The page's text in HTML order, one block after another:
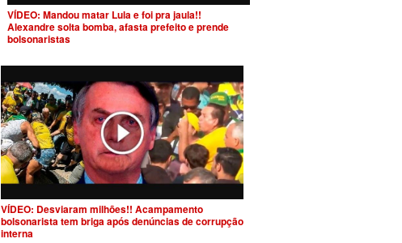
VÍDEO: Mandou matar Lula e foi pra jaula!!
Alexandre solta bomba, afasta prefeito e prende
bolsonaristas
VÍDEO: Desviaram milhões!! Acampamento
bolsonarista tem briga após denúncias de corrupção
interna